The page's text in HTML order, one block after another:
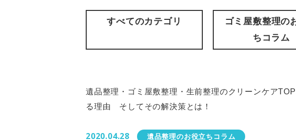
すべてのカテゴリ
ゴミ屋敷整理の
ちコラム
遺品整理・ゴミ屋敷整理・生前整理のクリーンケアTOP
る理由 そしてその解決策とは！
2020.04.28 遺品整理のお役立ちコラム